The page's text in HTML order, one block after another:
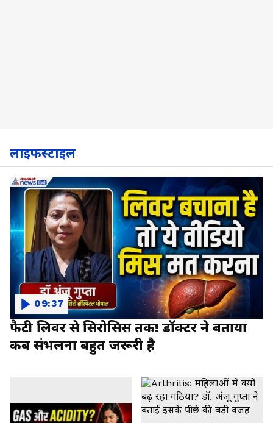
लाइफस्टाइल
फैटी लिवर से सिरोसिस तक! डॉक्टर ने बताया
कब संभलना बहुत जरूरी है
09:37